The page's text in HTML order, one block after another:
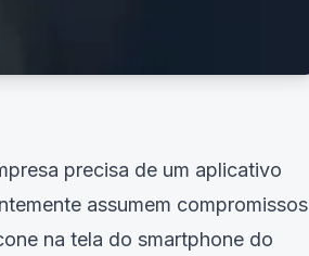
precisa de um aplicativo
assumem compromissos
na tela do smartphone do